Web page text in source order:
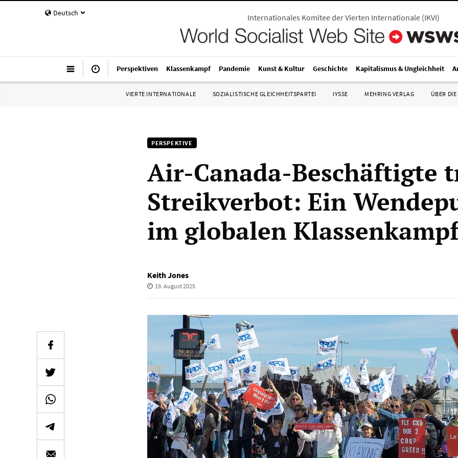
Deutsch Internationales Komitee der Vierten Internationale (IKVI)
Perspektiven Klassenkampf Pandemie Kunst & Kultur Geschichte Kapitalismus & Ungleichheit
VIERTE INTERNATIONALE SOZIALISTISCHE GLEICHHEITSPARTEI IYSSE MEHRING VERLAG ÜBER DIE
PERSPEKTIVE
Air-Canada-Beschäftigte
Streikverbot: Ein
im globalen
Keith Jones
19. August 2025